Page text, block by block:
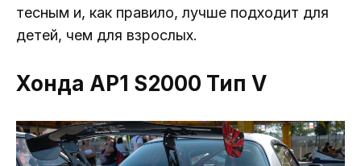
тесным и, как правило, лучше подходит для
детей, чем для взрослых.
Хонда AP1 S2000 Тип V